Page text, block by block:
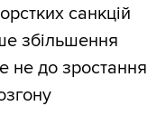
санкцій
збільшення
не до зростання